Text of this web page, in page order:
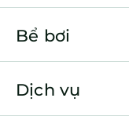
Bể bơi
Dịch vụ